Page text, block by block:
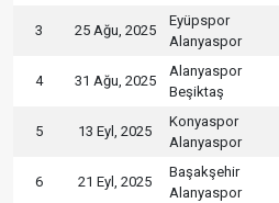
3 25 Ağu, 2025
Eyüpspor
Alanyaspor
4 31 Ağu, 2025
Alanyaspor
Beşiktaş
5 13 Eyl, 2025
Konyaspor
Alanyaspor
6 21 Eyl, 2025
Başakşehir
Alanyaspor